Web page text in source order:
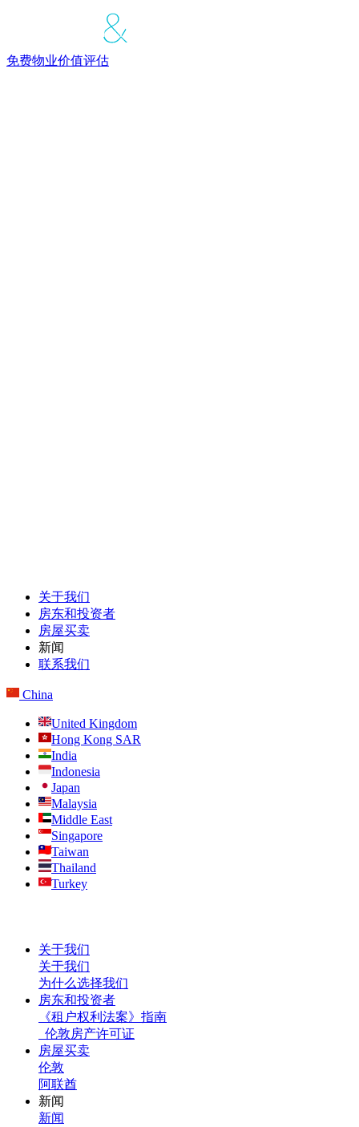
免费物业价值评估
关于我们
房东和投资者
房屋买卖
新闻
联系我们
China
United Kingdom
Hong Kong SAR
India
Indonesia
Japan
Malaysia
Middle East
Singapore
Taiwan
Thailand
Turkey
关于我们
关于我们
为什么选择我们
房东和投资者
《租户权利法案》指南
伦敦房产许可证
房屋买卖
伦敦
阿联酋
新闻
新闻